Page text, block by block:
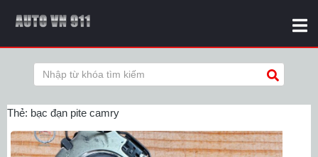
Thẻ: bạc đạn pite camry